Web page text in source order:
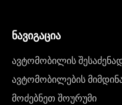
ნავიგაცია
ავტომობილის
ავტომობილების
მოძებნეთ შოურუმი